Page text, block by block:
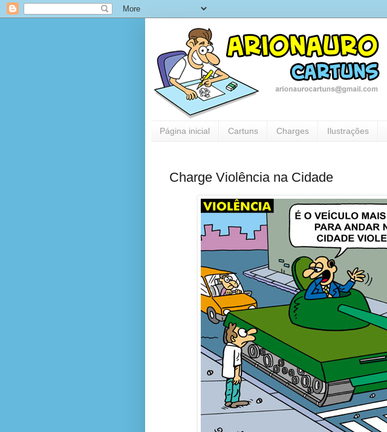
Página inicial Cartuns Charges Ilustrações
Charge Violência na Cidade